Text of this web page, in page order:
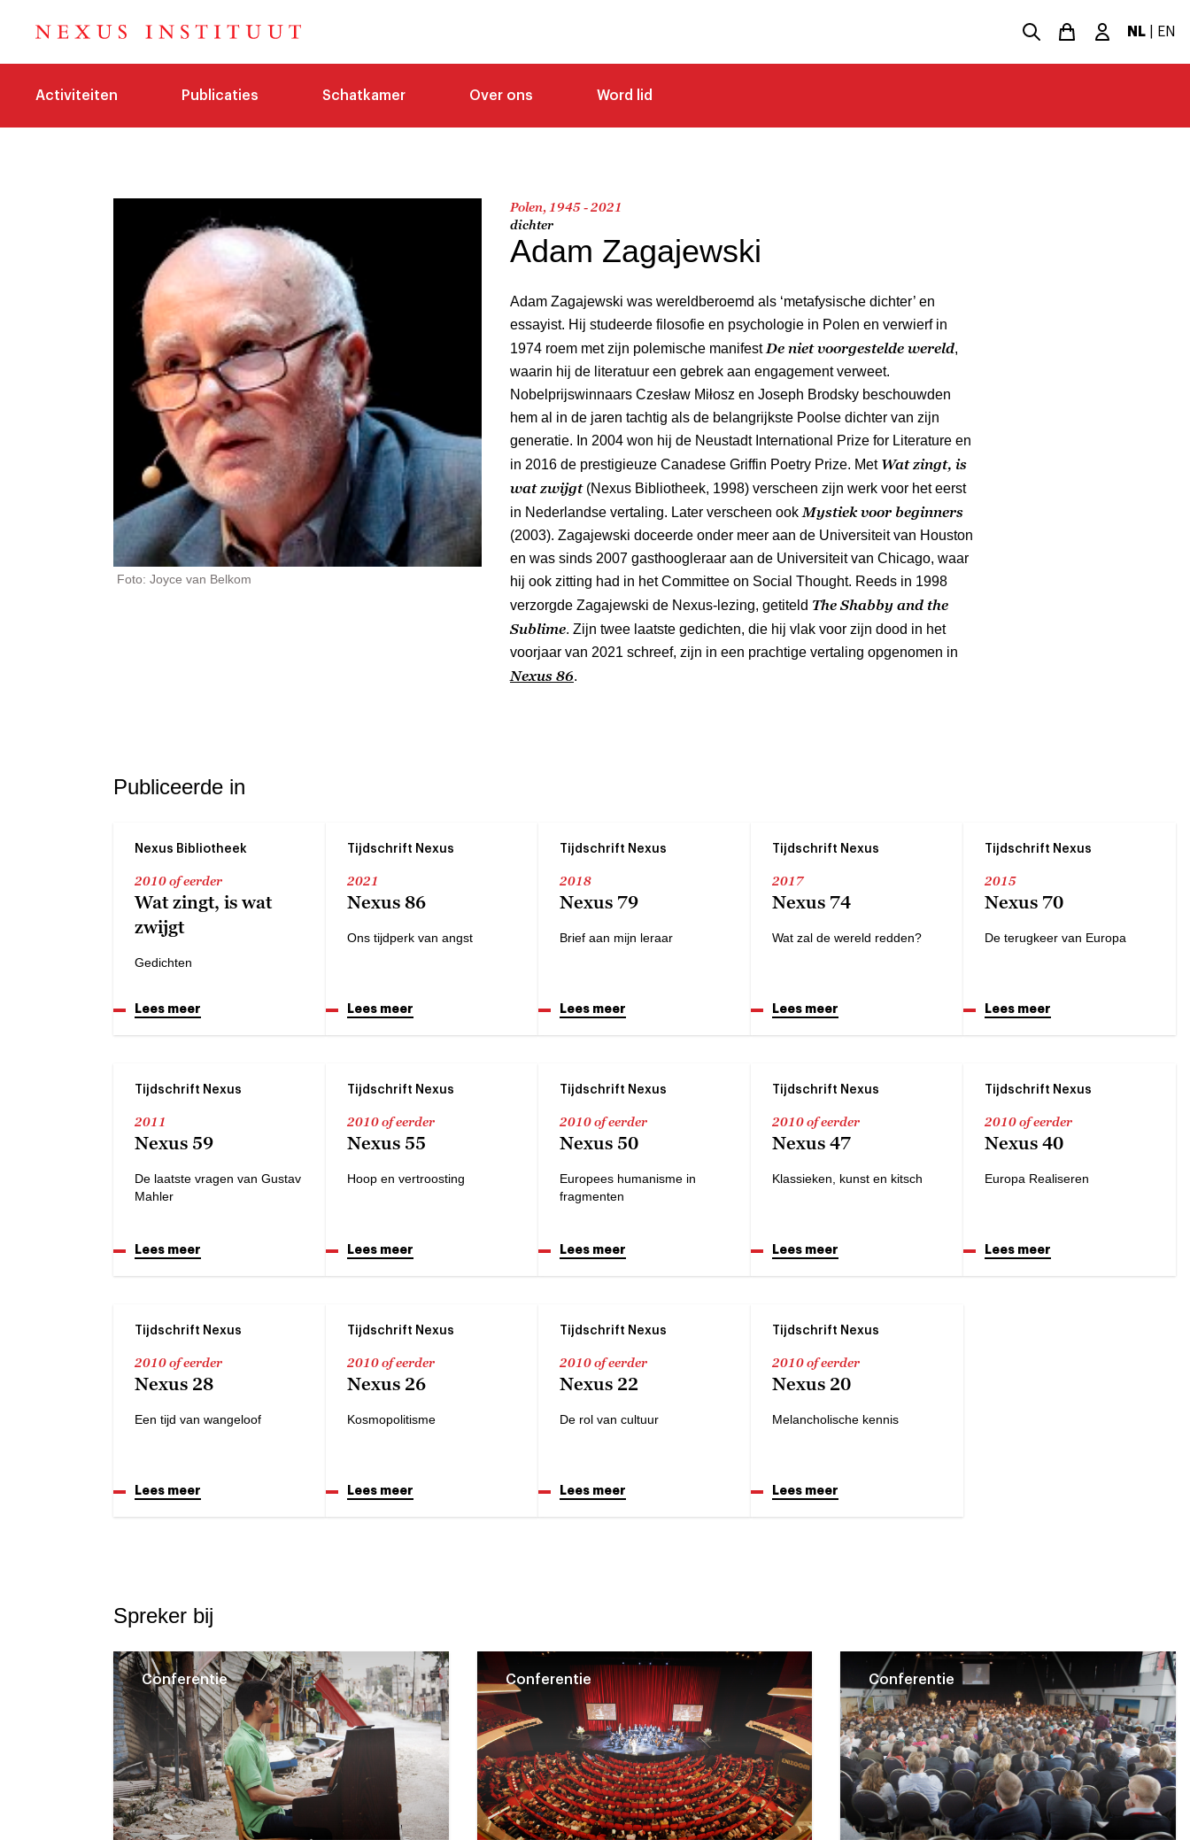
NL EN
Activiteiten Publicaties Schatkamer Over ons Word lid
Foto: Joyce van Belkom
Polen, 1945 - 2021
dichter
Adam Zagajewski
Adam Zagajewski was wereldberoemd als ‘metafysische dichter’ en
essayist. Hij studeerde filosofie en psychologie in Polen en verwierf in
1974 roem met zijn polemische manifest De niet voorgestelde wereld,
waarin hij de literatuur een gebrek aan engagement verweet.
Nobelprijswinnaars Czesław Miłosz en Joseph Brodsky beschouwden
hem al in de jaren tachtig als de belangrijkste Poolse dichter van zijn
generatie. In 2004 won hij de Neustadt International Prize for Literature en
in 2016 de prestigieuze Canadese Griffin Poetry Prize. Met Wat zingt, is
wat zwijgt (Nexus Bibliotheek, 1998) verscheen zijn werk voor het eerst
in Nederlandse vertaling. Later verscheen ook Mystiek voor beginners
(2003). Zagajewski doceerde onder meer aan de Universiteit van Houston
en was sinds 2007 gasthoogleraar aan de Universiteit van Chicago, waar
hij ook zitting had in het Committee on Social Thought. Reeds in 1998
verzorgde Zagajewski de Nexus-lezing, getiteld The Shabby and the
Sublime. Zijn twee laatste gedichten, die hij vlak voor zijn dood in het
voorjaar van 2021 schreef, zijn in een prachtige vertaling opgenomen in
Nexus 86.
Publiceerde in
Nexus Bibliotheek
2010 of eerder
Wat zingt, is wat
zwijgt
Gedichten
Lees meer
Tijdschrift Nexus
2021
Nexus 86
Ons tijdperk van angst
Lees meer
Tijdschrift Nexus
2018
Nexus 79
Brief aan mijn leraar
Lees meer
Tijdschrift Nexus
2017
Nexus 74
Wat zal de wereld redden?
Lees meer
Tijdschrift Nexus
2015
Nexus 70
De terugkeer van Europa
Lees meer
Tijdschrift Nexus
2011
Nexus 59
De laatste vragen van Gustav
Mahler
Lees meer
Tijdschrift Nexus
2010 of eerder
Nexus 55
Hoop en vertroosting
Lees meer
Tijdschrift Nexus
2010 of eerder
Nexus 50
Europees humanisme in
fragmenten
Lees meer
Tijdschrift Nexus
2010 of eerder
Nexus 47
Klassieken, kunst en kitsch
Lees meer
Tijdschrift Nexus
2010 of eerder
Nexus 40
Europa Realiseren
Lees meer
Tijdschrift Nexus
2010 of eerder
Nexus 28
Een tijd van wangeloof
Lees meer
Tijdschrift Nexus
2010 of eerder
Nexus 26
Kosmopolitisme
Lees meer
Tijdschrift Nexus
2010 of eerder
Nexus 22
De rol van cultuur
Lees meer
Tijdschrift Nexus
2010 of eerder
Nexus 20
Melancholische kennis
Lees meer
Spreker bij
Conferentie Conferentie Conferentie